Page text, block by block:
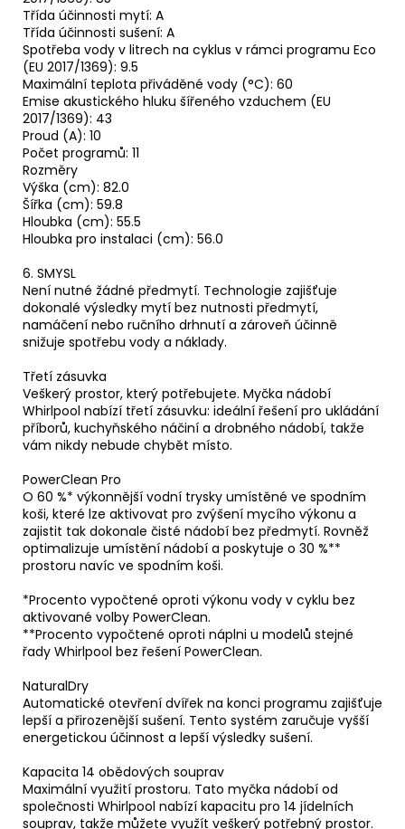
Třída účinnosti mytí: A
Třída účinnosti sušení: A
Spotřeba vody v litrech na cyklus v rámci programu Eco
(EU 2017/1369): 9.5
Maximální teplota přiváděné vody (°C): 60
Emise akustického hluku šířeného vzduchem (EU
2017/1369): 43
Proud (A): 10
Počet programů: 11
Rozměry
Výška (cm): 82.0
Šířka (cm): 59.8
Hloubka (cm): 55.5
Hloubka pro instalaci (cm): 56.0
6. SMYSL
Není nutné žádné předmytí. Technologie zajišťuje
dokonalé výsledky mytí bez nutnosti předmytí,
namáčení nebo ručního drhnutí a zároveň účinně
snižuje spotřebu vody a náklady.
Třetí zásuvka
Veškerý prostor, který potřebujete. Myčka nádobí
Whirlpool nabízí třetí zásuvku: ideální řešení pro ukládání
příborů, kuchyňského náčiní a drobného nádobí, takže
vám nikdy nebude chybět místo.
PowerClean Pro
O 60 %* výkonnější vodní trysky umístěné ve spodním
koši, které lze aktivovat pro zvýšení mycího výkonu a
zajistit tak dokonale čisté nádobí bez předmytí. Rovněž
optimalizuje umístění nádobí a poskytuje o 30 %**
prostoru navíc ve spodním koši.
*Procento vypočtené oproti výkonu vody v cyklu bez
aktivované volby PowerClean.
**Procento vypočtené oproti náplni u modelů stejné
řady Whirlpool bez řešení PowerClean.
NaturalDry
Automatické otevření dvířek na konci programu zajišťuje
lepší a přirozenější sušení. Tento systém zaručuje vyšší
energetickou účinnost a lepší výsledky sušení.
Kapacita 14 obědových souprav
Maximální využití prostoru. Tato myčka nádobí od
společnosti Whirlpool nabízí kapacitu pro 14 jídelních
souprav, takže můžete využít veškerý potřebný prostor.